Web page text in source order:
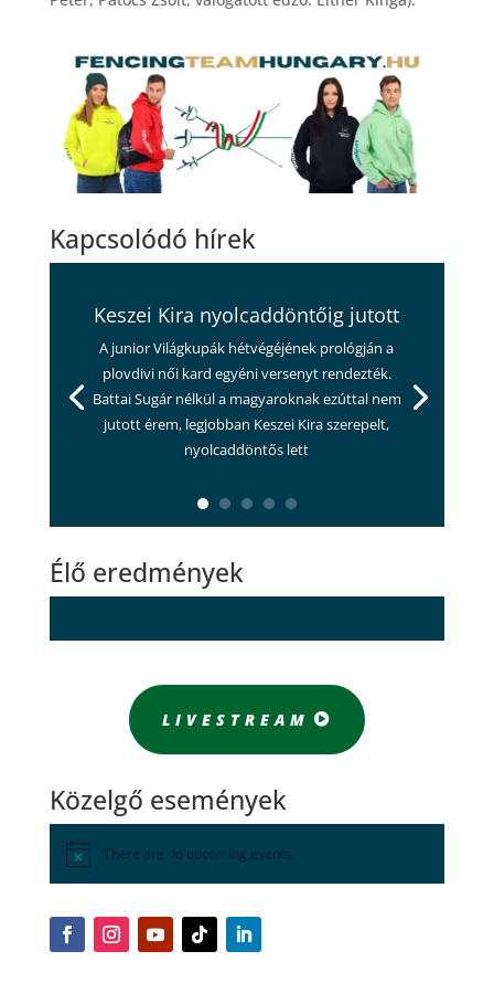
Kapcsolódó hírek
Keszei Kira nyolcaddöntőig jutott
A junior Világkupák hétvégéjének prológján a
plovdivi női kard egyéni versenyt rendezték.
Battai Sugár nélkül a magyaroknak ezúttal nem
jutott érem, legjobban Keszei Kira szerepelt,
nyolcaddöntős lett
Élő eredmények
LIVESTREAM
Közelgő események
There are no upcoming events.